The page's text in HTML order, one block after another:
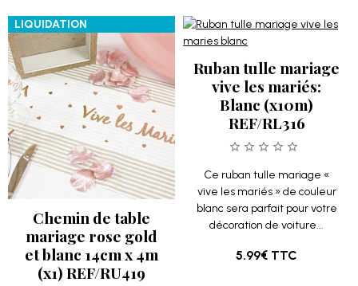
LIQUIDATION
Chemin de table
mariage rose gold
et blanc 14cm x 4m
(x1) REF/RU419
Ruban tulle mariage
vive les mariés:
Blanc (x10m)
REF/RL316
Ce ruban tulle mariage «
vive les mariés » de couleur
blanc sera parfait pour votre
décoration de voiture...
5.99€ TTC